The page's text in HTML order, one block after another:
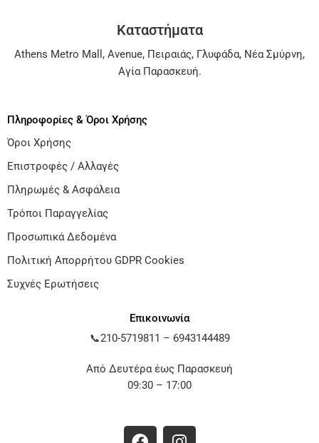
Καταστήματα
Athens Metro Mall , Avenue, Πειραιάς, Γλυφάδα, Νέα Σμύρνη,
Αγία Παρασκευή.
Πληροφορίες & Όροι Χρήσης
Όροι Χρήσης
Επιστροφές / Αλλαγές
Πληρωμές & Ασφάλεια
Τρόποι Παραγγελίας
Προσωπικά Δεδομένα
Πολιτική Απορρήτου GDPR Cookies
Συχνές Ερωτήσεις
Επικοινωνία
📞210-5719811 – 6943144489
Από Δευτέρα έως Παρασκευή
09:30 – 17:00